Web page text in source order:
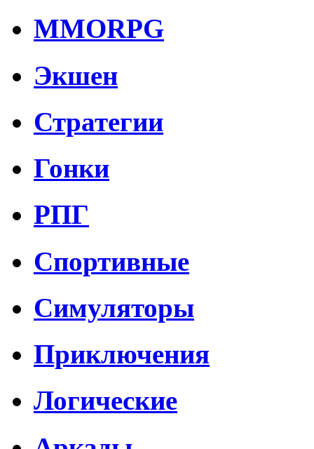
MMORPG
Экшен
Стратегии
Гонки
РПГ
Спортивные
Симуляторы
Приключения
Логические